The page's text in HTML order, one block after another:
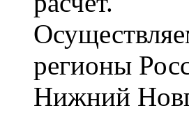
регионы
Нижний